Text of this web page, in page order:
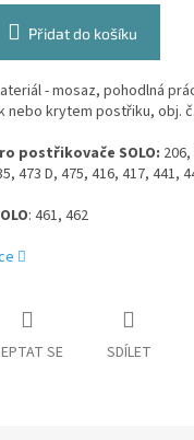
Přidat do košíku
- mosaz, pohodlná
nebo krytem postřiku, obj.
postřikovače SOLO:
473 D, 475, 416, 417, 441,
: 461, 462
SE SDÍLET